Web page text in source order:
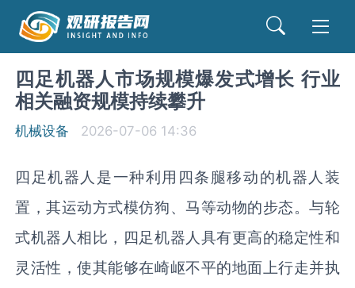
四足机器人市场规模爆发式增长 行业
相关融资规模持续攀升
机械设备 2026-07-06 14:36
四足机器人是一种利用四条腿移动的机器人装
置，其运动方式模仿狗、马等动物的步态。与轮
式机器人相比，四足机器人具有更高的稳定性和
灵活性，使其能够在崎岖不平的地面上行走并执